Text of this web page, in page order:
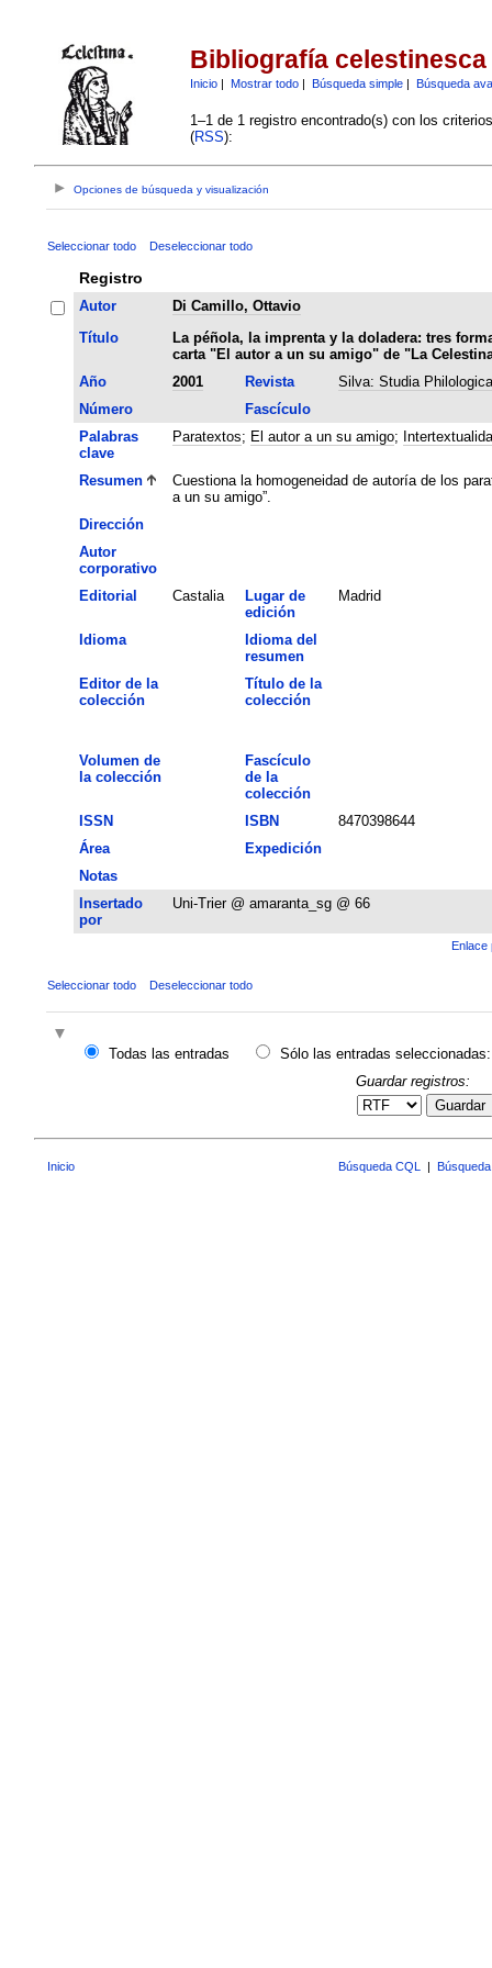
Bibliografía celestinesca
Inicio| Mostrar todo| Búsqueda simple| Búsqueda
1–1 de 1 registro encontrado(s) con los
(RSS):
Opciones de búsqueda y visualización
Seleccionar todo Deseleccionar todo
Registro
Autor
Di Camillo, Ottavio
Título
La péñola, la imprenta y la doladera: tres
carta "El autor a un su amigo" de "La
Año
2001 Revista
Silva: Studia
Número
Fascículo
Palabras
clave
Paratextos; El autor a un su amigo;
Resumen
Cuestiona la homogeneidad de autoría de los
a un su amigo”.
Dirección
Autor
corporativo
Editorial
Castalia
Lugar de
edición
Madrid
Idioma
Idioma del
resumen
Editor de la
colección
Título de la
colección
Volumen de
la colección
Fascículo
de la
colección
ISSN
ISBN
8470398644
Área
Expedición
Notas
Insertado
por
Uni-Trier @ amaranta_sg @ 66
Enlace
Seleccionar todo Deseleccionar todo
Todas las entradas
Sólo las entradas seleccionadas:
Guardar registros:
Guardar
Inicio Búsqueda CQL